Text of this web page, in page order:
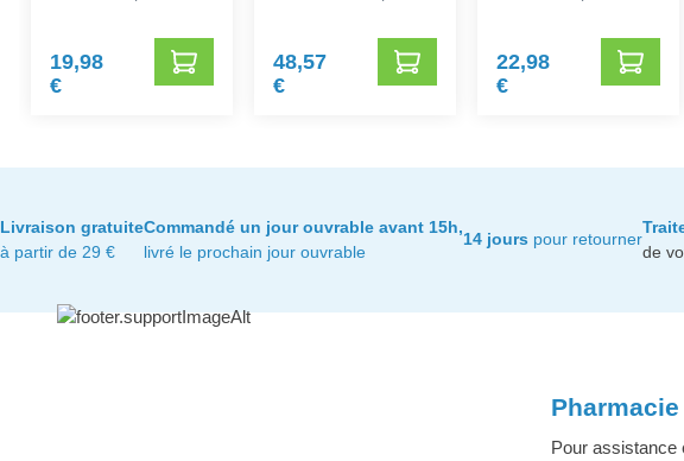
19,98
€
48,57
€
22,98
€
Livraison gratuite
à partir de 29 €
Commandé un jour ouvrable avant 15h,
livré le prochain jour ouvrable
14 jours pour retourner
de
Pour assistance